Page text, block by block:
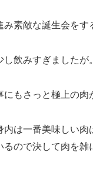
み素敵な誕生会をす
し飲みすぎましたが。
にもさっと極上の肉
内は一番美味しい
るので決して肉を雑